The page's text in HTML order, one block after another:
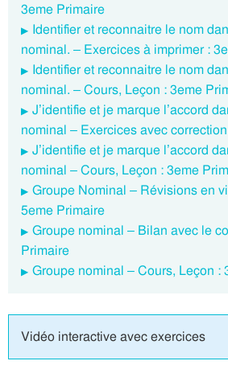
3eme Primaire
Identifier et reconnaitre le nom
nominal. – Exercices à imprimer :
Identifier et reconnaitre le nom
nominal. – Cours, Leçon : 3eme
J’identifie et je marque l’accord
nominal – Exercices avec
J’identifie et je marque l’accord
nominal – Cours, Leçon : 3eme
Groupe Nominal – Révisions en
5eme Primaire
Groupe nominal – Bilan avec le
Primaire
Groupe nominal – Cours, Leçon :
Vidéo interactive avec exercices